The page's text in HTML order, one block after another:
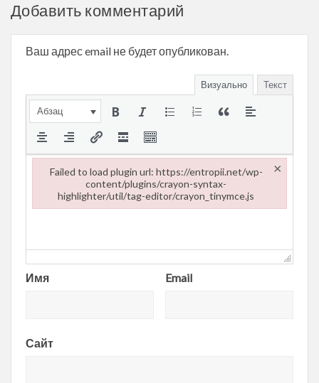
Добавить комментарий
Ваш адрес email не будет опубликован.
Визуально Текст
Абзац
Имя Email
Сайт
Failed to load plugin url: https://entropii.net/wp-
content/plugins/crayon-syntax-
highlighter/util/tag-editor/crayon_tinymce.js
×
Failed to load plugin url: https://entropii.net/wp-content/